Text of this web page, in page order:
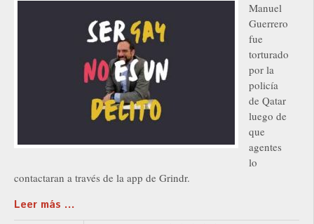
Manuel
Guerrero
fue
torturado
por la
policía
de Qatar
luego de
que
agentes
lo
contactaran a través de la app de Grindr.
Leer más ...